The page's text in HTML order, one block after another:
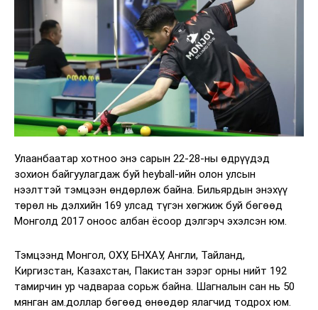
Улаанбаатар хотноо энэ сарын 22-28-ны өдрүүдэд
зохион байгуулагдаж буй heyball-ийн олон улсын
нээлттэй тэмцээн өндөрлөж байна. Бильярдын энэхүү
төрөл нь дэлхийн 169 улсад түгэн хөгжиж буй бөгөөд
Монголд 2017 оноос албан ёсоор дэлгэрч эхэлсэн юм.
Тэмцээнд Монгол, ОХУ, БНХАУ, Англи, Тайланд,
Киргизстан, Казахстан, Пакистан зэрэг орны нийт 192
тамирчин ур чадвараа сорьж байна. Шагналын сан нь 50
мянган ам.доллар бөгөөд өнөөдөр ялагчид тодрох юм.